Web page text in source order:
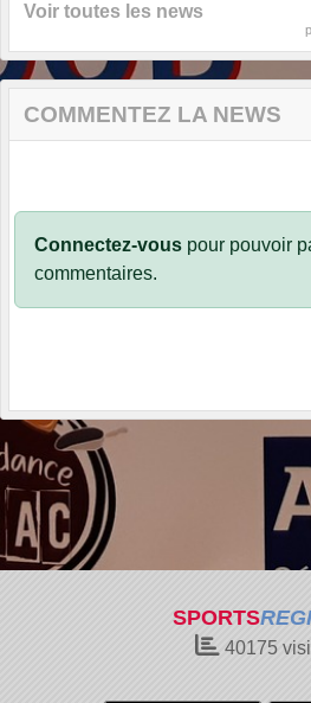
Voir toutes les news
COMMENTEZ LA NEWS
Connectez-vous pour pouvoir
commentaires.
SPORTS
40175